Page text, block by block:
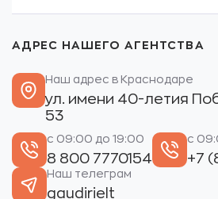
АДРЕС НАШЕГО АГЕНТСТВА
Наш адрес в Краснодаре
ул. имени 40-летия
53
с 09:00 до 19:00
8 800 7770154
с
+7
Наш телеграм
gaudirielt